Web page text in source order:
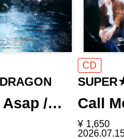
Asap /…
CD
Call
¥ 1,650